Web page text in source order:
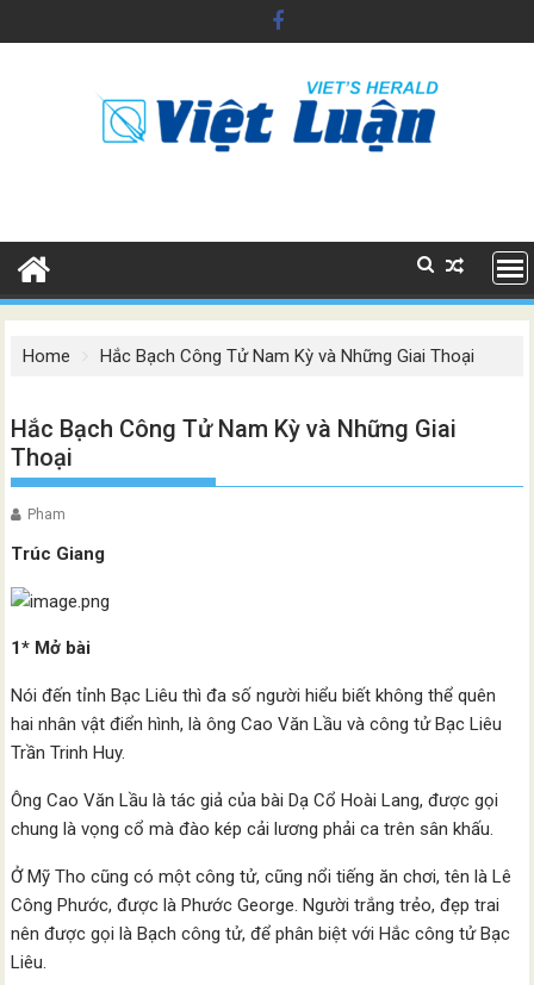
to
Home Hắc Bạch Công Tử Nam Kỳ và Những Giai Thoại
Hắc Bạch Công Tử Nam Kỳ và Những Giai
Thoại
Pham
Trúc Giang
1* Mở bài
Nói đến tỉnh Bạc Liêu thì đa số người hiểu biết không thể quên
hai nhân vật điển hình, là ông Cao Văn Lầu và công tử Bạc Liêu
Trần Trinh Huy.
Ông Cao Văn Lầu là tác giả của bài Dạ Cổ Hoài Lang, được gọi
chung là vọng cổ mà đào kép cải lương phải ca trên sân khấu.
Ở Mỹ Tho cũng có một công tử, cũng nổi tiếng ăn chơi, tên là Lê
Công Phước, được là Phước George. Người trắng trẻo, đẹp trai
nên được gọi là Bạch công tử, để phân biệt với Hắc công tử Bạc
Liêu.